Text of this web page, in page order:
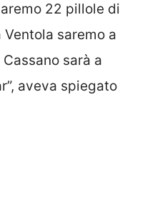
22 pillole di
saremo a
sarà a
aveva spiegato